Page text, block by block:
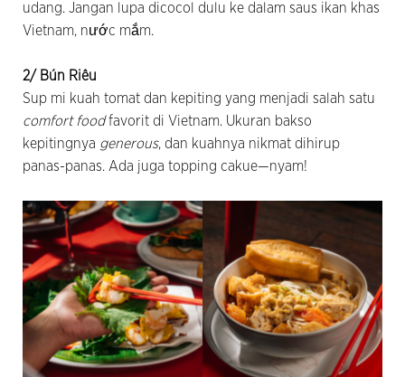
udang. Jangan lupa dicocol dulu ke dalam saus ikan khas
Vietnam, nước mắm.
2/ Bún Riêu
Sup mi kuah tomat dan kepiting yang menjadi salah satu
comfort foodfavorit di Vietnam. Ukuran bakso
kepitingnya generous, dan kuahnya nikmat dihirup
panas-panas. Ada juga topping cakue—nyam!